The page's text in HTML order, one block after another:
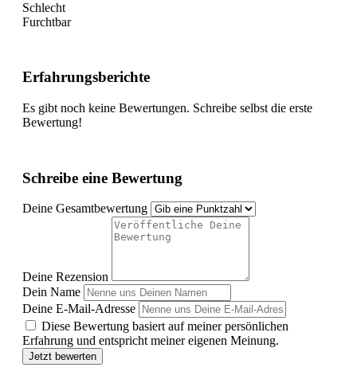
Schlecht
Furchtbar
Erfahrungsberichte
Es gibt noch keine Bewertungen. Schreibe selbst die erste
Bewertung!
Schreibe eine Bewertung
Deine Gesamtbewertung
Deine Rezension
Dein Name
Deine E-Mail-Adresse
Diese Bewertung basiert auf meiner persönlichen
Erfahrung und entspricht meiner eigenen Meinung.
Jetzt bewerten